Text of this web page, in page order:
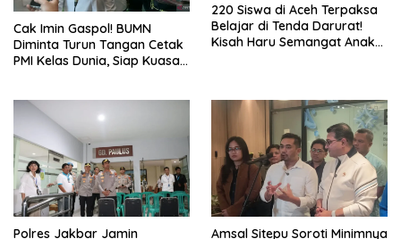
Cak Imin Gaspol! BUMN
Diminta Turun Tangan Cetak
PMI Kelas Dunia, Siap Kuasai
220 Siswa di Aceh Terpaksa
Belajar di Tenda Darurat!
Kisah Haru Semangat Anak-
Polres Jakbar Jamin
Amsal Sitepu Soroti Minimnya